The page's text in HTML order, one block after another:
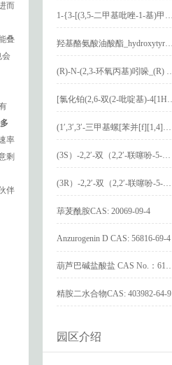
而
叠
会
率
剩
伴
荜茇酰胺CAS: 20069-09-4
Anzurogenin D CAS: 56816-69-4
精胺二水合物CAS: 403982-64-9
园区介绍